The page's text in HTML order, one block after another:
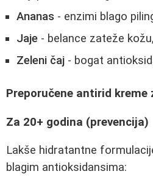
Ananas - enzimi blago
Jaje - belance zateže
Zeleni čaj - bogat
Preporučene antirid
Za 20+ godina (prevencija)
Lakše hidratantne
blagim antioksidansima: